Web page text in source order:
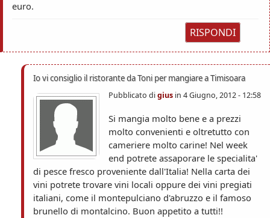
euro.
RISPONDI
Io vi consiglio il ristorante da Toni per mangiare a Timisoara
Pubblicato digius in 4 Giugno, 2012 - 12:58
Si mangia molto bene e a prezzi
molto convenienti e oltretutto con
cameriere molto carine! Nel week
end potrete assaporare le specialita'
di pesce fresco proveniente dall'Italia! Nella carta dei
vini potrete trovare vini locali oppure dei vini pregiati
italiani, come il montepulciano d'abruzzo e il famoso
brunello di montalcino. Buon appetito a tutti!!